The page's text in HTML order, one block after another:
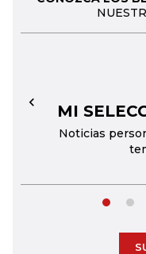
MI
Noticias
←